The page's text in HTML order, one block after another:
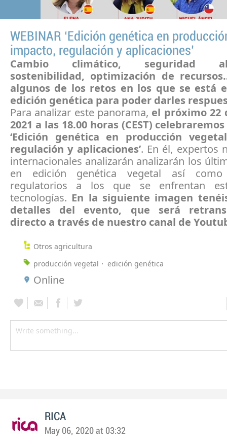
WEBINAR ‘Edición genética en
impacto, regulación y aplicaciones’
Cambio climático, seguridad
sostenibilidad, optimización de
algunos de los retos en los que se está
edición genética para poder darles
Para analizar este panorama, el próximo 22
2021 a las 18.00 horas (CEST)
‘Edición genética en producción
regulación y aplicaciones’. En él, expertos
internacionales analizarán analizarán los
en edición genética vegetal así
regulatorios a los que se enfrentan
tecnologías. En la siguiente imagen
detalles del evento, que será
directo a través de nuestro canal de
Otros agricultura
producción vegetal
edición genética
Online
RICA
May 06, 2020 at 03:32